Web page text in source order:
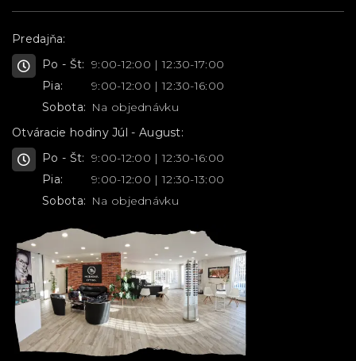
Predajňa:
Po - Št: 9:00-12:00 | 12:30-17:00
Pia:
9:00-12:00 | 12:30-16:00
Sobota: Na objednávku
Otváracie hodiny Júl - August:
Po - Št: 9:00-12:00 | 12:30-16:00
Pia:
9:00-12:00 | 12:30-13:00
Sobota: Na objednávku